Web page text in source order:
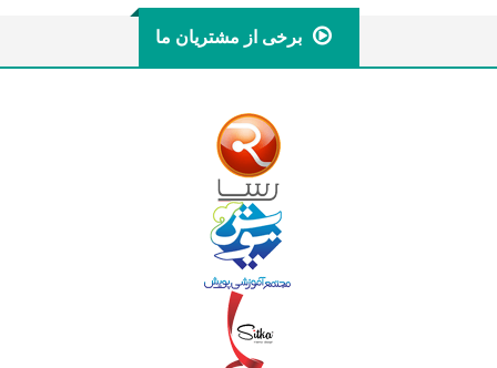
برخی از مشتریان ما